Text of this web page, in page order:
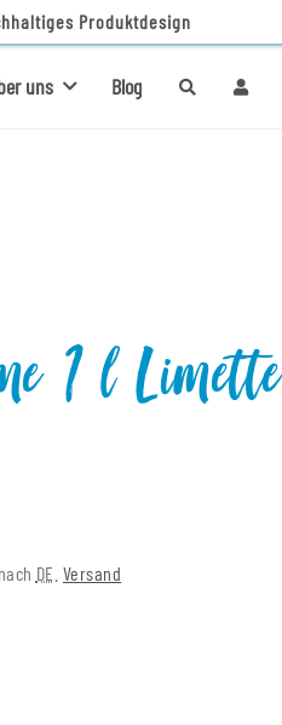
Produktdesign
uns Blog
1 l Limette
DE Versand